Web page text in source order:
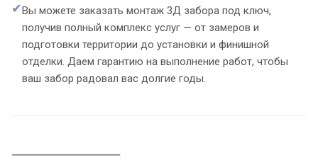
✔Вы можете заказать монтаж 3Д забора под ключ,
получив полный комплекс услуг — от замеров и
подготовки территории до установки и финишной
отделки. Даем гарантию на выполнение работ, чтобы
ваш забор радовал вас долгие годы.